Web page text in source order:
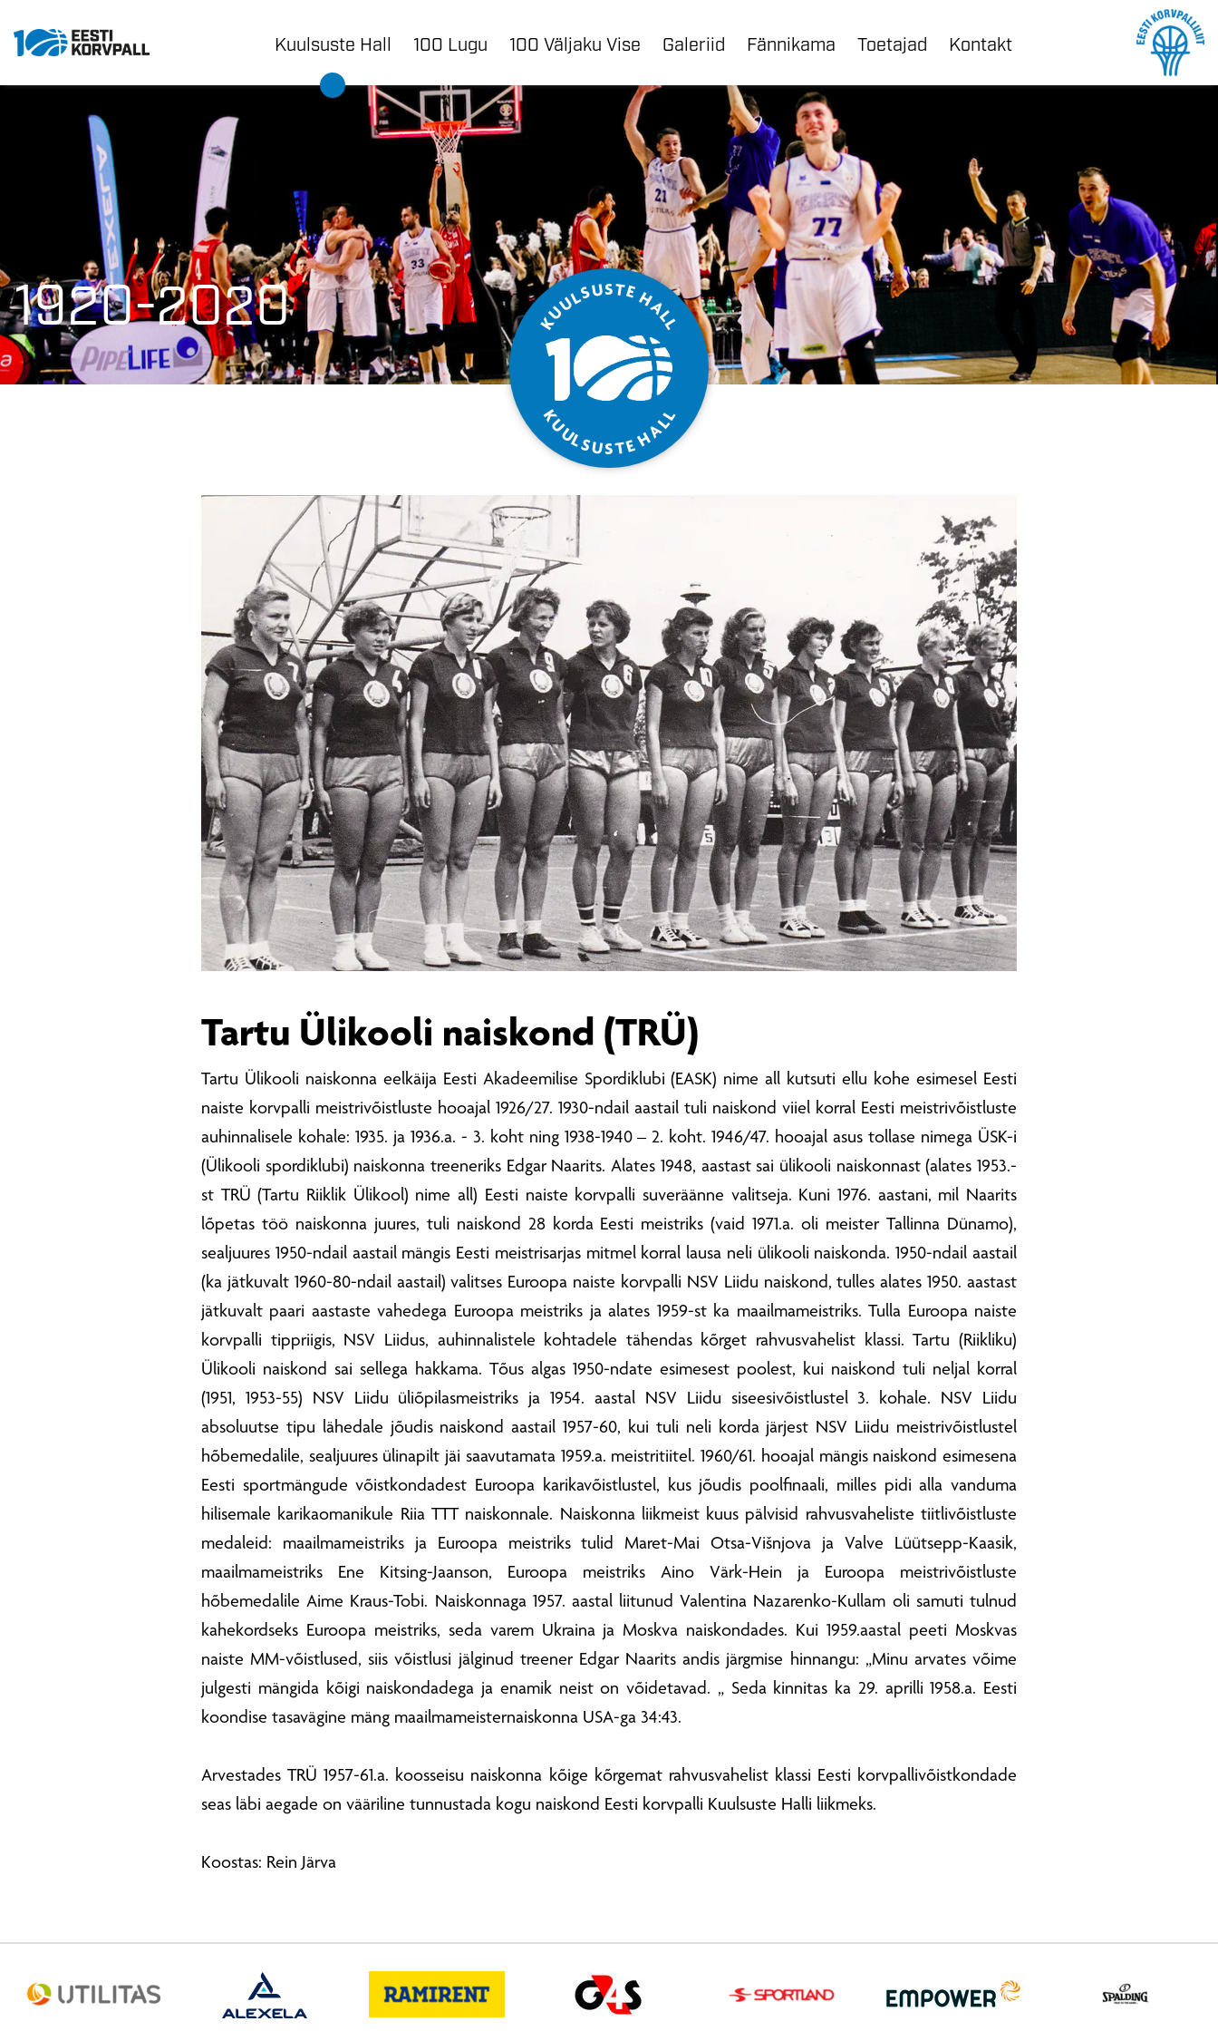
Kuulsuste Hall 100 Lugu 100 Väljaku Vise Galeriid Fännikama Toetajad Kontakt
K
UULSUSTEHAL
L
K
UULSUSTEHAL
L
1920-2020
1920-2020
Tartu Ülikooli naiskond (TRÜ)
Tartu Ülikooli naiskonna eelkäija Eesti Akadeemilise Spordiklubi (EASK) nime all kutsuti ellu kohe esimesel Eesti
naiste korvpalli meistrivõistluste hooajal 1926/27. 1930-ndail aastail tuli naiskond viiel korral Eesti meistrivõistluste
auhinnalisele kohale: 1935. ja 1936.a. - 3. koht ning 1938-1940 – 2. koht. 1946/47. hooajal asus tollase nimega ÜSK-i
(Ülikooli spordiklubi) naiskonna treeneriks Edgar Naarits. Alates 1948, aastast sai ülikooli naiskonnast (alates 1953.-
st TRÜ (Tartu Riiklik Ülikool) nime all) Eesti naiste korvpalli suveräänne valitseja. Kuni 1976. aastani, mil Naarits
lõpetas töö naiskonna juures, tuli naiskond 28 korda Eesti meistriks (vaid 1971.a. oli meister Tallinna Dünamo),
sealjuures 1950-ndail aastail mängis Eesti meistrisarjas mitmel korral lausa neli ülikooli naiskonda. 1950-ndail aastail
(ka jätkuvalt 1960-80-ndail aastail) valitses Euroopa naiste korvpalli NSV Liidu naiskond, tulles alates 1950. aastast
jätkuvalt paari aastaste vahedega Euroopa meistriks ja alates 1959-st ka maailmameistriks. Tulla Euroopa naiste
korvpalli tippriigis, NSV Liidus, auhinnalistele kohtadele tähendas kõrget rahvusvahelist klassi. Tartu (Riikliku)
Ülikooli naiskond sai sellega hakkama. Tõus algas 1950-ndate esimesest poolest, kui naiskond tuli neljal korral
(1951, 1953-55) NSV Liidu üliõpilasmeistriks ja 1954. aastal NSV Liidu siseesivõistlustel 3. kohale. NSV Liidu
absoluutse tipu lähedale jõudis naiskond aastail 1957-60, kui tuli neli korda järjest NSV Liidu meistrivõistlustel
hõbemedalile, sealjuures ülinapilt jäi saavutamata 1959.a. meistritiitel. 1960/61. hooajal mängis naiskond esimesena
Eesti sportmängude võistkondadest Euroopa karikavõistlustel, kus jõudis poolfinaali, milles pidi alla vanduma
hilisemale karikaomanikule Riia TTT naiskonnale. Naiskonna liikmeist kuus pälvisid rahvusvaheliste tiitlivõistluste
medaleid: maailmameistriks ja Euroopa meistriks tulid Maret-Mai Otsa-Višnjova ja Valve Lüütsepp-Kaasik,
maailmameistriks Ene Kitsing-Jaanson, Euroopa meistriks Aino Värk-Hein ja Euroopa meistrivõistluste
hõbemedalile Aime Kraus-Tobi. Naiskonnaga 1957. aastal liitunud Valentina Nazarenko-Kullam oli samuti tulnud
kahekordseks Euroopa meistriks, seda varem Ukraina ja Moskva naiskondades. Kui 1959.aastal peeti Moskvas
naiste MM-võistlused, siis võistlusi jälginud treener Edgar Naarits andis järgmise hinnangu: „Minu arvates võime
julgesti mängida kõigi naiskondadega ja enamik neist on võidetavad. „ Seda kinnitas ka 29. aprilli 1958.a. Eesti
koondise tasavägine mäng maailmameisternaiskonna USA-ga 34:43.
Arvestades TRÜ 1957-61.a. koosseisu naiskonna kõige kõrgemat rahvusvahelist klassi Eesti korvpallivõistkondade
seas läbi aegade on vääriline tunnustada kogu naiskond Eesti korvpalli Kuulsuste Halli liikmeks.
Koostas: Rein Järva